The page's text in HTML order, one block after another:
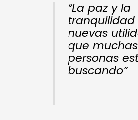
“La paz y la
tranquilidad
nuevas
que muchas
personas
buscando”